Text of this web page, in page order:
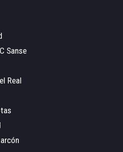
Sanse
Real